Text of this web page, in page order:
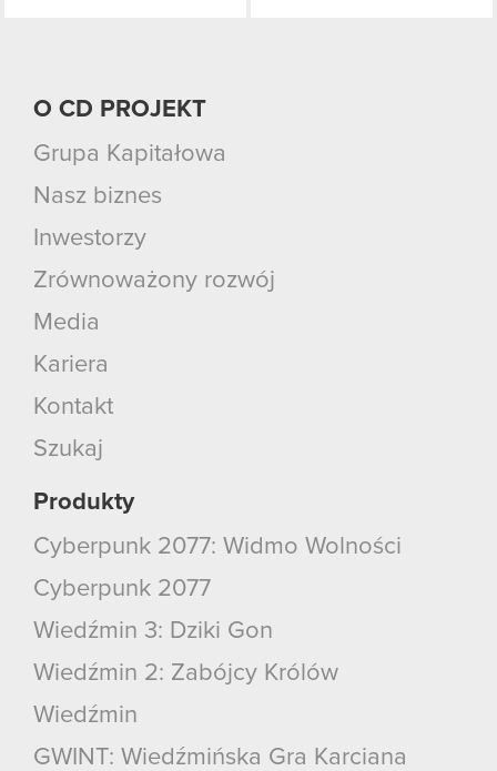
O CD PROJEKT
Grupa Kapitałowa
Nasz biznes
Inwestorzy
Zrównoważony rozwój
Media
Kariera
Kontakt
Szukaj
Produkty
Cyberpunk 2077: Widmo Wolności
Cyberpunk 2077
Wiedźmin 3: Dziki Gon
Wiedźmin 2: Zabójcy Królów
Wiedźmin
GWINT: Wiedźmińska Gra Karciana